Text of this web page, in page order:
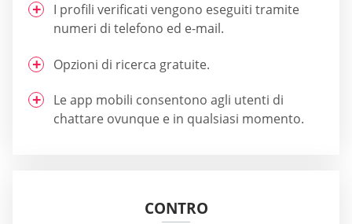
I profili verificati vengono eseguiti tramite
numeri di telefono ed e-mail.
Opzioni di ricerca gratuite.
Le app mobili consentono agli utenti di
chattare ovunque e in qualsiasi momento.
CONTRO